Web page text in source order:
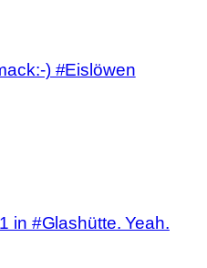
in #Glashütte. Yeah.